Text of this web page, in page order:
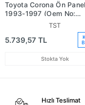
Toyota Corona Ön Panel
1993-1997 (Oem No:
5320120640)TST
5.739,57 TL
Stokta Yok
Hızlı Teslimat